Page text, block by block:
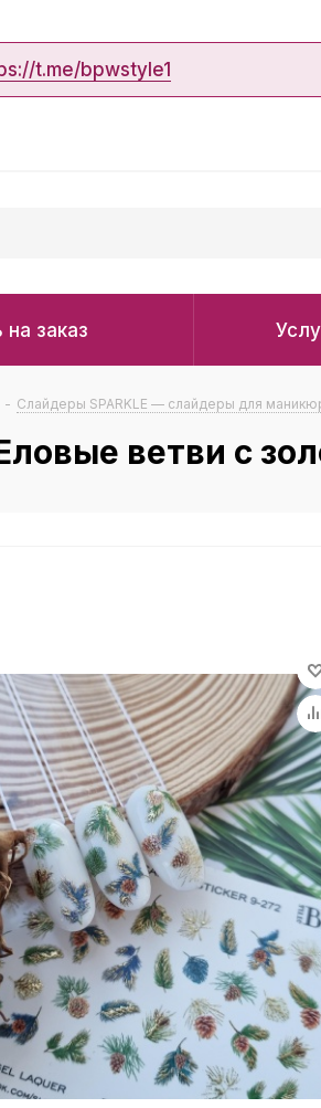
t.me/bpwstyle1
на заказ
- Слайдеры SPARKLE — слайдеры для
ветви с